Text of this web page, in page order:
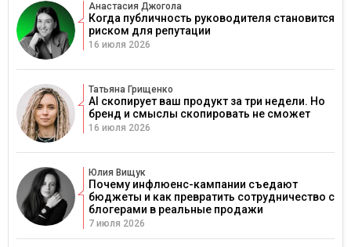
Анастасия Джогола
Когда публичность руководителя становится
риском для репутации
16 июля 2026
Татьяна Грищенко
AI скопирует ваш продукт за три недели. Но
бренд и смыслы скопировать не сможет
16 июля 2026
Юлия Вищук
Почему инфлюенс-кампании съедают
бюджеты и как превратить сотрудничество с
блогерами в реальные продажи
7 июля 2026